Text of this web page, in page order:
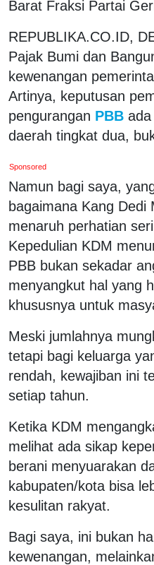
Barat Fraksi Partai
REPUBLIKA.CO.ID,
Pajak Bumi dan
kewenangan
Artinya, keputusan
pengurangan PBB
daerah tingkat dua,
Sponsored
Namun bagi saya,
bagaimana Kang
menaruh perhatian
Kepedulian KDM
PBB bukan sekadar
menyangkut hal yang
khususnya untuk
Meski jumlahnya
tetapi bagi keluarga
rendah, kewajiban ini
setiap tahun.
Ketika KDM
melihat ada sikap
berani menyuarakan
kabupaten/kota bisa
kesulitan rakyat.
Bagi saya, ini bukan
kewenangan,